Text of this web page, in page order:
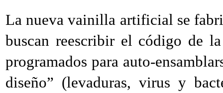
La nueva vainilla artificial se
buscan reescribir el código de
programados para auto-
diseño” (levaduras, virus y